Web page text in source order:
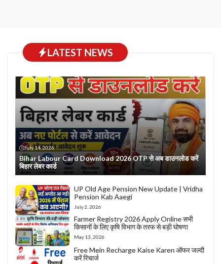
LATEST NEWS
July 14, 2026
Bihar Labour Card Download 2026 OTP से अब डाउनलोड करें
बिहार लेबर कार्ड
UP Old Age Pension New Update | Vridha
Pension Kab Aaegi
July 2, 2026
Farmer Registry 2026 Apply Online सभी
किसानों के लिए कृषि विभाग के तरफ से बड़ी घोषणा
May 13, 2026
Free Mein Recharge Kaise Karen ऑफर जल्दी
करें रिचार्ज